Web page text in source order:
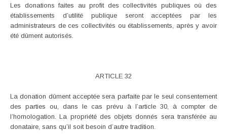
Les donations faites au profit des collectivités publiques où des
établissements d’utilité publique seront acceptées par les
administrateurs de ces collectivités ou établissements, après y avoir
été dûment autorisés.
ARTICLE 32
La donation dûment acceptée sera parfaite par le seul consentement
des parties ou, dans le cas prévu à l’article 30, à compter de
l’homologation. La propriété des objets donnés sera transférée au
donataire, sans qu’il soit besoin d’autre tradition.